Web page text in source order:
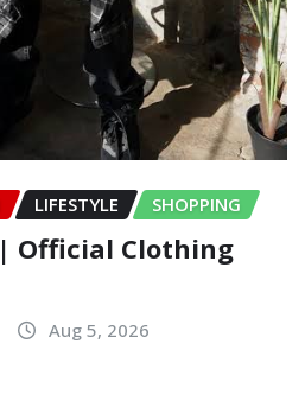
LIFESTYLE SHOPPING
Official Clothing
Aug 5, 2026